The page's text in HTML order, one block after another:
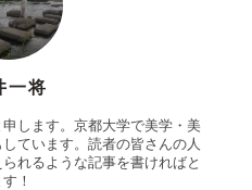
一将
します。京都大学で美学・美
ています。読者の皆さんの人
れるような記事を書ければと
！